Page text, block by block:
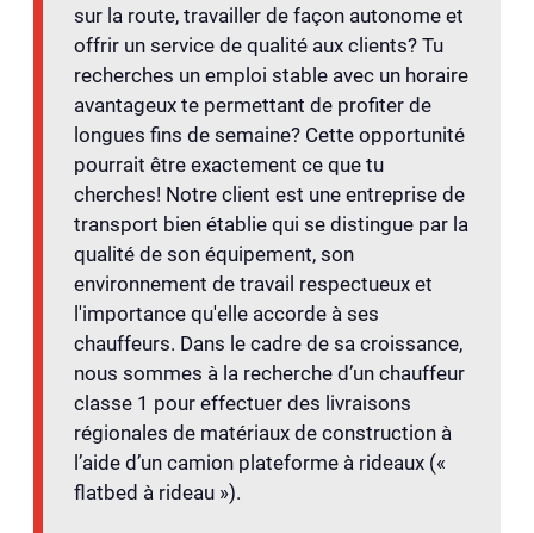
sur la route, travailler de façon autonome et
offrir un service de qualité aux clients? Tu
recherches un emploi stable avec un horaire
avantageux te permettant de profiter de
longues fins de semaine? Cette opportunité
pourrait être exactement ce que tu
cherches! Notre client est une entreprise de
transport bien établie qui se distingue par la
qualité de son équipement, son
environnement de travail respectueux et
l'importance qu'elle accorde à ses
chauffeurs. Dans le cadre de sa croissance,
nous sommes à la recherche d’un chauffeur
classe 1 pour effectuer des livraisons
régionales de matériaux de construction à
l’aide d’un camion plateforme à rideaux («
flatbed à rideau »).